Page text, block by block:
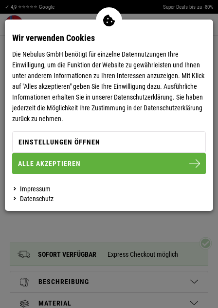
✓ 4,9 ⭐⭐⭐⭐⭐ Google Super Deals bis zu -80%
Warenkorb aufklappen
NORWEGER STRICKJACKE MIT TEDDYFELL
CANADIAN HERREN
HERREN
SOFORT VERFÜGBAR Express Checkout möglich
BESCHREIBUNG
MATERIAL
Wir verwenden Cookies
Die Nebulus GmbH benötigt für einzelne Datennutzungen Ihre
Einwilligung, um die Funktion der Website zu gewährleisten und Ihnen
unter anderem Informationen zu Ihren Interessen anzuzeigen. Mit Klick
auf "Alles akzeptieren" geben Sie Ihre Einwilligung dazu. Ausführliche
Informationen erhalten Sie in unserer Datenschutzerklärung. Sie haben
jederzeit die Möglichkeit Ihre Zustimmung in der Datenschutzerklärung
zurück zu nehmen.
EINSTELLUNGEN ÖFFNEN
ALLE AKZEPTIEREN
Impressum
Datenschutz